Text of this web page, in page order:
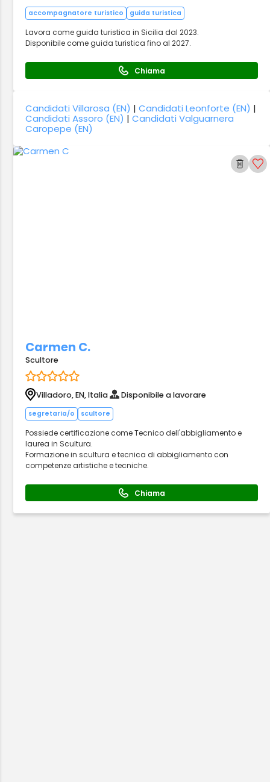
accompagnatore turistico guida turistica
Lavora come guida turistica in Sicilia dal 2023.
Disponibile come guida turistica fino al 2027.
Chiama
Candidati Villarosa (EN) |Candidati Leonforte (EN) |
Candidati Assoro (EN) |Candidati Valguarnera
Caropepe (EN)
Carmen C.
Scultore
Villadoro, EN, Italia Disponibile a lavorare
segretaria/o scultore
Possiede certificazione come Tecnico dell'abbigliamento e
laurea in Scultura.
Formazione in scultura e tecnica di abbigliamento con
competenze artistiche e tecniche.
Chiama